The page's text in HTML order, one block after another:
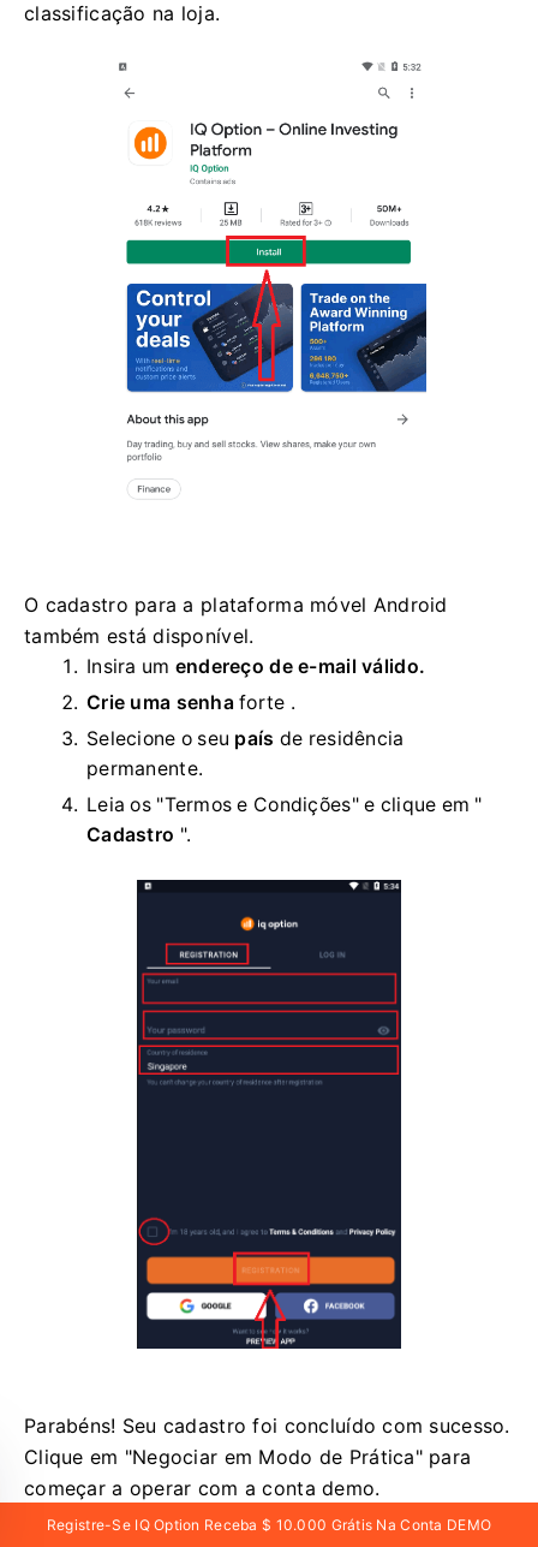
classificação na loja.
O cadastro para a plataforma móvel Android
também está disponível.
Insira um endereço de e-mail válido.
Crie uma senha forte .
Selecione o seu país de residência
permanente.
Leia os "Termos e Condições" e clique em "
Cadastro ".
Parabéns! Seu cadastro foi concluído com sucesso.
Clique em "Negociar em Modo de Prática" para
começar a operar com a conta demo.
Registre-Se IQ Option Receba $ 10.000 Grátis Na Conta DEMO